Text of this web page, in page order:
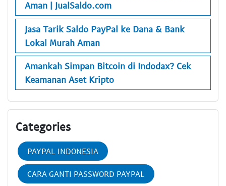
Aman | JualSaldo.com
Jasa Tarik Saldo PayPal ke Dana & Bank
Lokal Murah Aman
Amankah Simpan Bitcoin di Indodax? Cek
Keamanan Aset Kripto
Categories
PAYPAL INDONESIA
CARA GANTI PASSWORD PAYPAL